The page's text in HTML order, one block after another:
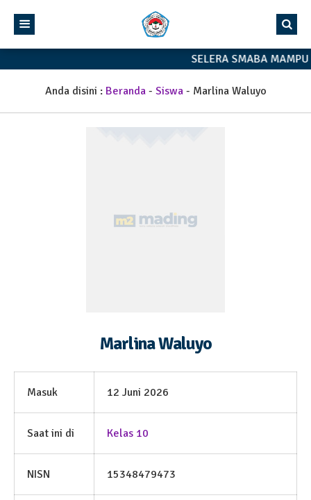
SELERA SMABA
Anda disini : Beranda- Siswa- Marlina Waluyo
Marlina Waluyo
Masuk 12 Juni 2026
Saat ini di Kelas 10
NISN 15348479473